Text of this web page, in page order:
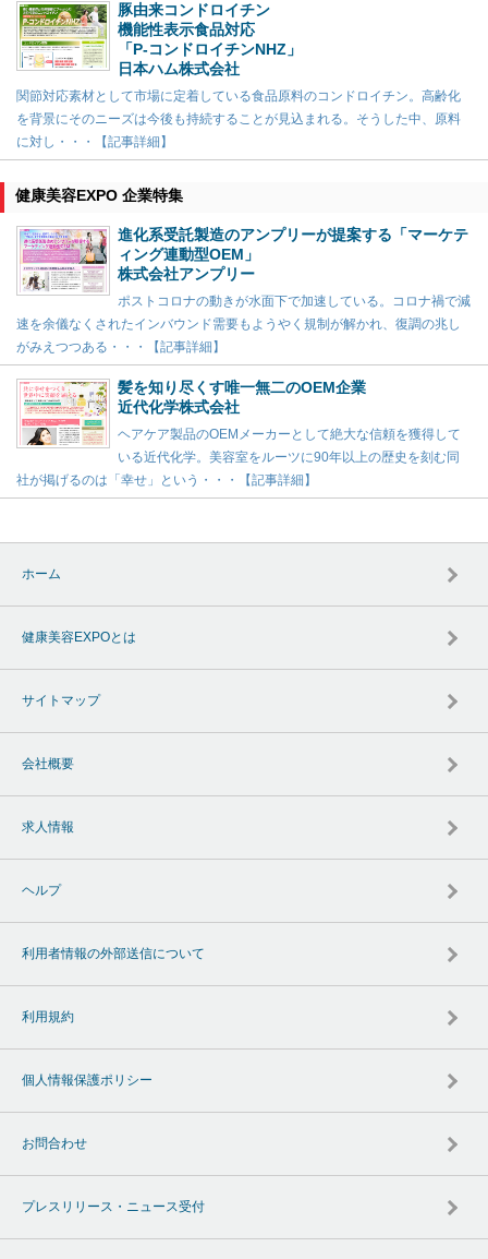
豚由来コンドロイチン
機能性表示食品対応
「P-コンドロイチンNHZ」
日本ハム株式会社
関節対応素材として市場に定着している食品原料のコンドロイチン。高齢化
を背景にそのニーズは今後も持続することが見込まれる。そうした中、原料
に対し・・・【記事詳細】
健康美容EXPO 企業特集
進化系受託製造のアンプリーが提案する「マーケテ
ィング連動型OEM」
株式会社アンプリー
ポストコロナの動きが水面下で加速している。コロナ禍で減
速を余儀なくされたインバウンド需要もようやく規制が解かれ、復調の兆し
がみえつつある・・・【記事詳細】
髪を知り尽くす唯一無二のOEM企業
近代化学株式会社
ヘアケア製品のOEMメーカーとして絶大な信頼を獲得して
いる近代化学。美容室をルーツに90年以上の歴史を刻む同
社が掲げるのは「幸せ」という・・・【記事詳細】
ホーム
健康美容EXPOとは
サイトマップ
会社概要
求人情報
ヘルプ
利用者情報の外部送信について
利用規約
個人情報保護ポリシー
お問合わせ
プレスリリース・ニュース受付